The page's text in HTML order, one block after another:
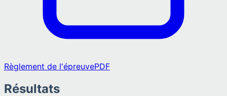
Règlement de l'épreuvePDF
Résultats